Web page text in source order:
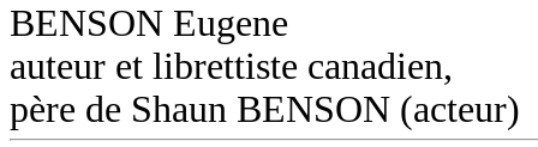
BENSON Eugene
auteur et librettiste canadien,
père de Shaun BENSON (acteur)